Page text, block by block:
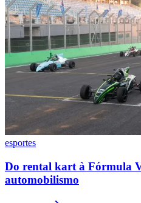
esportes
Do rental kart à Fórmula
automobilismo